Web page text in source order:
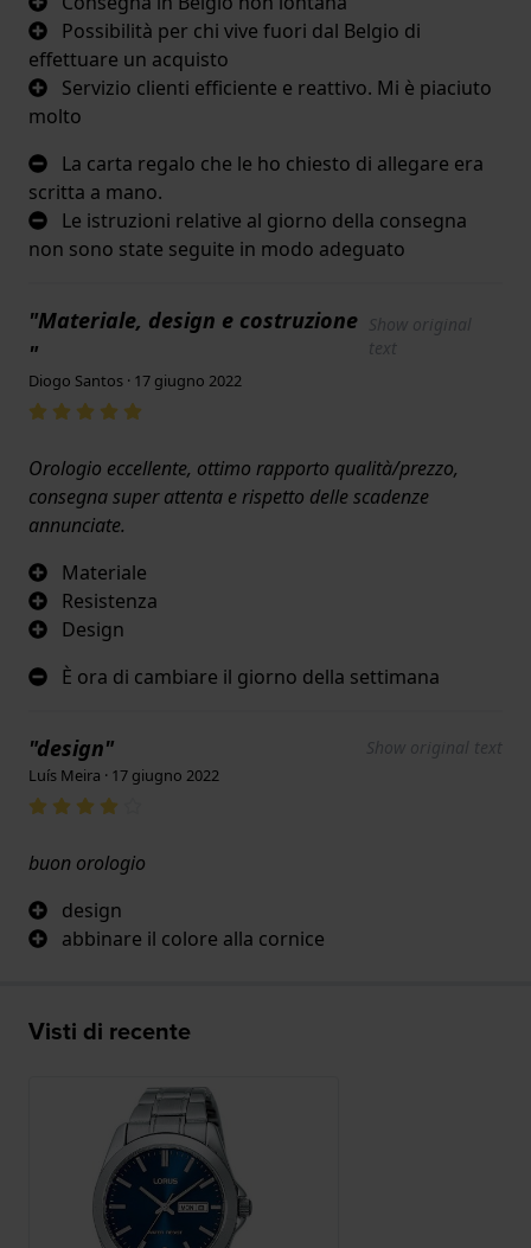
Possibilità per chi vive fuori dal Belgio di
effettuare un acquisto
Servizio clienti efficiente e reattivo. Mi è piaciuto
molto
La carta regalo che le ho chiesto di allegare era
scritta a mano.
Le istruzioni relative al giorno della consegna
non sono state seguite in modo adeguato
"Materiale, design e costruzione
"
Show original
text
Diogo Santos · 17 giugno 2022
Orologio eccellente, ottimo rapporto qualità/prezzo,
consegna super attenta e rispetto delle scadenze
annunciate.
Materiale
Resistenza
Design
È ora di cambiare il giorno della settimana
"design" Show original text
Luís Meira · 17 giugno 2022
buon orologio
design
abbinare il colore alla cornice
Visti di recente